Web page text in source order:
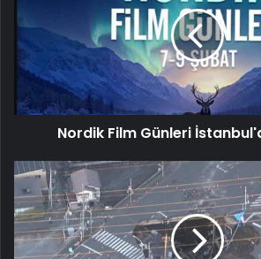
İstanbul'da
Nordik Film Günleri
Japonya'da
gündemin
birinci
maddesi:
DEV